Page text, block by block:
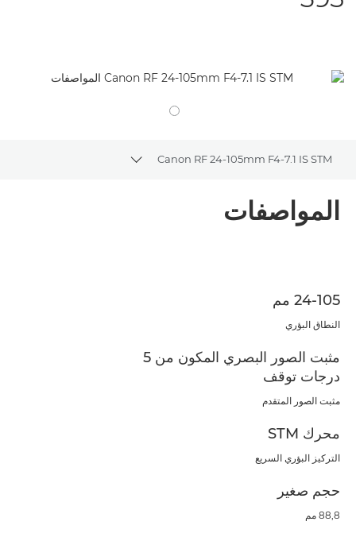
Canon RF 24-105mm F4-7.1 IS STM
Toggle breadcrumbs
نظرة عامة
المواصفات
24-105 مم
النطاق البؤري
مثبت الصور البصري المكون من 5
درجات توقف
مثبت الصور المتقدم
محرك STM
التركيز البؤري السريع
حجم صغير
88,8 مم